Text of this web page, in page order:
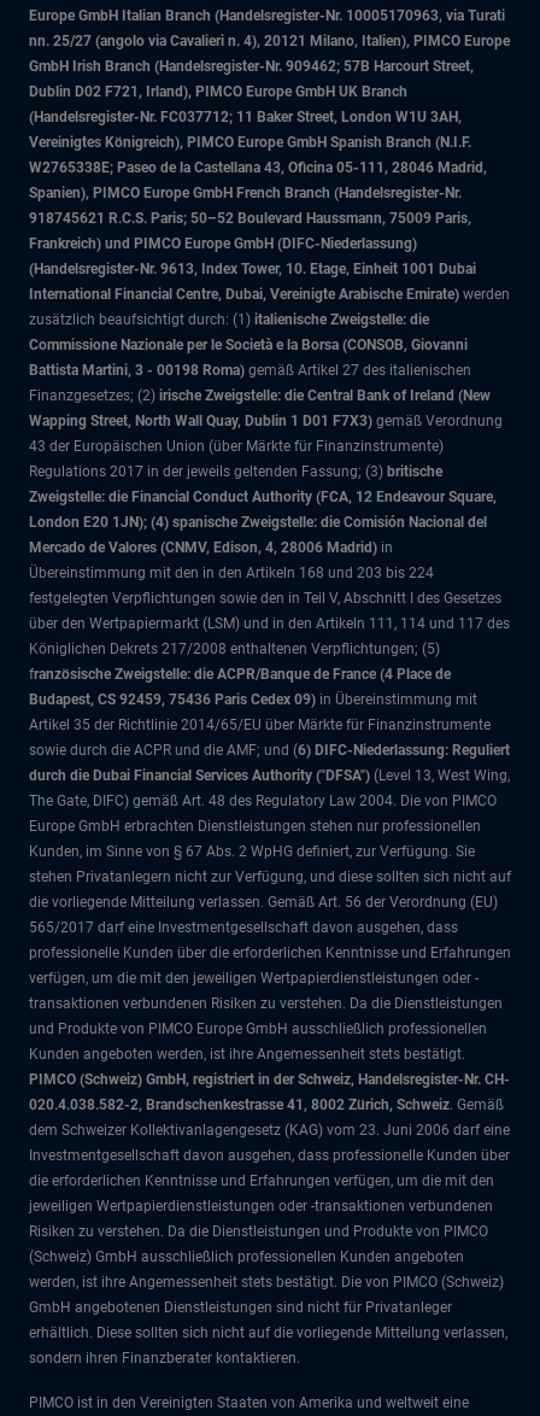
Europe GmbH Italian Branch (Handelsregister-Nr. 10005170963, via Turati
nn. 25/27 (angolo via Cavalieri n. 4), 20121 Milano, Italien), PIMCO Europe
GmbH Irish Branch (Handelsregister-Nr. 909462; 57B Harcourt Street,
Dublin D02 F721, Irland), PIMCO Europe GmbH UK Branch
(Handelsregister-Nr. FC037712; 11 Baker Street, London W1U 3AH,
Vereinigtes Königreich), PIMCO Europe GmbH Spanish Branch (N.I.F.
W2765338E; Paseo de la Castellana 43, Oficina 05-111, 28046 Madrid,
Spanien), PIMCO Europe GmbH French Branch (Handelsregister-Nr.
918745621 R.C.S. Paris; 50–52 Boulevard Haussmann, 75009 Paris,
Frankreich) und PIMCO Europe GmbH (DIFC-Niederlassung)
(Handelsregister-Nr. 9613, Index Tower, 10. Etage, Einheit 1001 Dubai
International Financial Centre, Dubai, Vereinigte Arabische Emirate) werden
zusätzlich beaufsichtigt durch: (1) italienische Zweigstelle: die
Commissione Nazionale per le Società e la Borsa (CONSOB, Giovanni
Battista Martini, 3 - 00198 Roma) gemäß Artikel 27 des italienischen
Finanzgesetzes; (2) irische Zweigstelle: die Central Bank of Ireland (New
Wapping Street, North Wall Quay, Dublin 1 D01 F7X3) gemäß Verordnung
43 der Europäischen Union (über Märkte für Finanzinstrumente)
Regulations 2017 in der jeweils geltenden Fassung; (3) britische
Zweigstelle: die Financial Conduct Authority (FCA, 12 Endeavour Square,
London E20 1JN); (4) spanische Zweigstelle: die Comisión Nacional del
Mercado de Valores (CNMV, Edison, 4, 28006 Madrid) in
Übereinstimmung mit den in den Artikeln 168 und 203 bis 224
festgelegten Verpflichtungen sowie den in Teil V, Abschnitt I des Gesetzes
über den Wertpapiermarkt (LSM) und in den Artikeln 111, 114 und 117 des
Königlichen Dekrets 217/2008 enthaltenen Verpflichtungen; (5)
französische Zweigstelle: die ACPR/Banque de France (4 Place de
Budapest, CS 92459, 75436 Paris Cedex 09) in Übereinstimmung mit
Artikel 35 der Richtlinie 2014/65/EU über Märkte für Finanzinstrumente
sowie durch die ACPR und die AMF; und (6) DIFC-Niederlassung: Reguliert
durch die Dubai Financial Services Authority ("DFSA") (Level 13, West Wing,
The Gate, DIFC) gemäß Art. 48 des Regulatory Law 2004. Die von PIMCO
Europe GmbH erbrachten Dienstleistungen stehen nur professionellen
Kunden, im Sinne von § 67 Abs. 2 WpHG definiert, zur Verfügung. Sie
stehen Privatanlegern nicht zur Verfügung, und diese sollten sich nicht auf
die vorliegende Mitteilung verlassen. Gemäß Art. 56 der Verordnung (EU)
565/2017 darf eine Investmentgesellschaft davon ausgehen, dass
professionelle Kunden über die erforderlichen Kenntnisse und Erfahrungen
verfügen, um die mit den jeweiligen Wertpapierdienstleistungen oder -
transaktionen verbundenen Risiken zu verstehen. Da die Dienstleistungen
und Produkte von PIMCO Europe GmbH ausschließlich professionellen
Kunden angeboten werden, ist ihre Angemessenheit stets bestätigt.
PIMCO (Schweiz) GmbH, registriert in der Schweiz, Handelsregister-Nr. CH-
020.4.038.582-2, Brandschenkestrasse 41, 8002 Zürich, Schweiz. Gemäß
dem Schweizer Kollektivanlagengesetz (KAG) vom 23. Juni 2006 darf eine
Investmentgesellschaft davon ausgehen, dass professionelle Kunden über
die erforderlichen Kenntnisse und Erfahrungen verfügen, um die mit den
jeweiligen Wertpapierdienstleistungen oder -transaktionen verbundenen
Risiken zu verstehen. Da die Dienstleistungen und Produkte von PIMCO
(Schweiz) GmbH ausschließlich professionellen Kunden angeboten
werden, ist ihre Angemessenheit stets bestätigt. Die von PIMCO (Schweiz)
GmbH angebotenen Dienstleistungen sind nicht für Privatanleger
erhältlich. Diese sollten sich nicht auf die vorliegende Mitteilung verlassen,
sondern ihren Finanzberater kontaktieren.
PIMCO ist in den Vereinigten Staaten von Amerika und weltweit eine